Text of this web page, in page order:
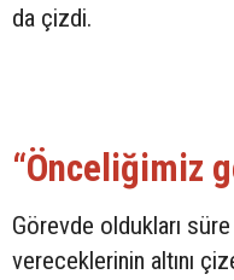
da çizdi.
“Önceliğimiz
Görevde oldukları
vereceklerinin altını